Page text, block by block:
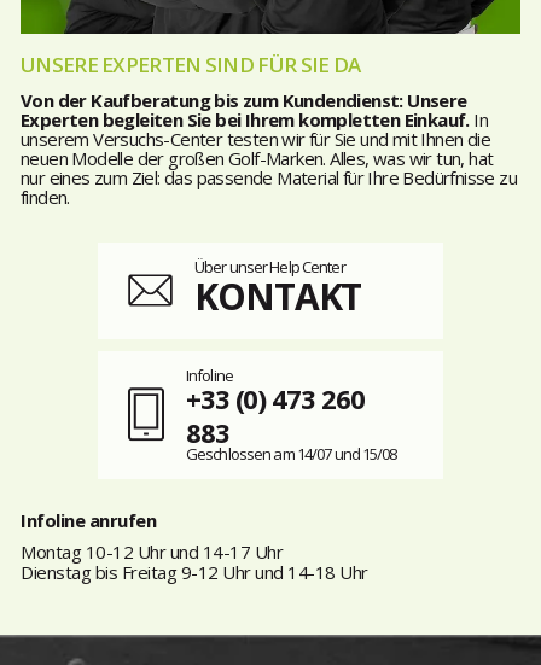
UNSERE EXPERTEN SIND FÜR SIE DA
Von der Kaufberatung bis zum Kundendienst: Unsere
Experten begleiten Sie bei Ihrem kompletten Einkauf.In
unserem Versuchs-Center testen wir für Sie und mit Ihnen die
neuen Modelle der großen Golf-Marken. Alles, was wir tun, hat
nur eines zum Ziel: das passende Material für Ihre Bedürfnisse zu
finden.
Über unser Help Center
KONTAKT
Infoline
+33 (0) 473 260
883
Geschlossen am 14/07 und 15/08
Infoline anrufen
Montag 10-12 Uhr und 14-17 Uhr
Dienstag bis Freitag 9-12 Uhr und 14-18 Uhr